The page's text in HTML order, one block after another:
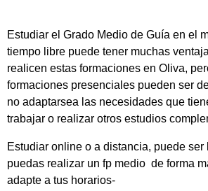
Estudiar el Grado Medio de Guía en el
tiempo libre puede tener muchas
realicen estas formaciones en Oliva,
formaciones presenciales pueden ser
no adaptarsea las necesidades que
trabajar o realizar otros estudios
Estudiar online o a distancia, puede
puedas realizar un fp medio de forma
adapte a tus horarios-